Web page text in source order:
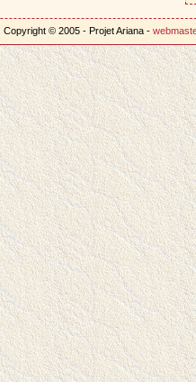
Copyright © 2005 - Projet Ariana -